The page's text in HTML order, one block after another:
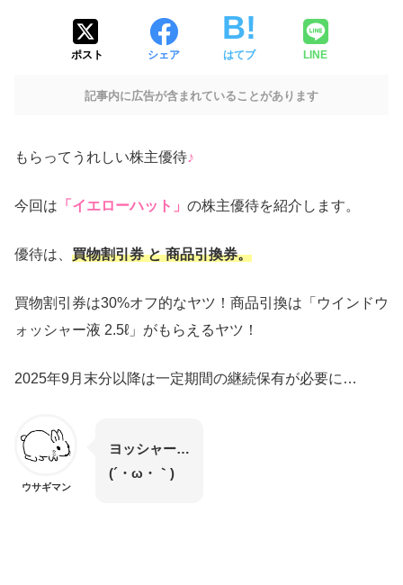
ポスト シェア はてブ LINE
記事内に広告が含まれていることがあります
もらってうれしい株主優待♪
今回は 「イエローハット」 の株主優待を紹介します。
優待は、 買物割引券 と 商品引換券。
買物割引券は30%オフ的なヤツ！商品引換は「ウインドウ
ォッシャー液 2.5ℓ」がもらえるヤツ！
2025年9月末分以降は一定期間の継続保有が必要に…
ウサギマン
ヨッシャー…
(´・ω・｀)